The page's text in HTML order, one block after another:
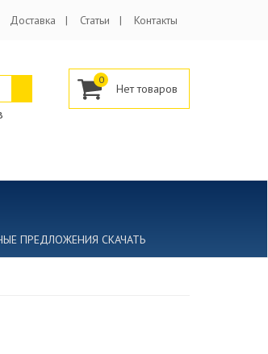
Доставка Статьи Контакты
0
ПРЕДЛОЖЕНИЯ СКАЧАТЬ